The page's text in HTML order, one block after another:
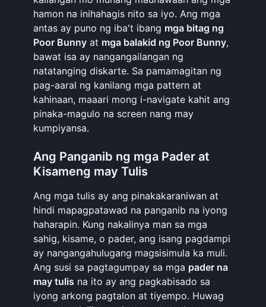
hamon na inihahagis nito sa iyo. Ang mga
antas ay puno ng iba't ibang mga bitag ng
Poor Bunny at mga balakid ng Poor Bunny,
bawat isa ay nangangailangan ng
natatanging diskarte. Sa pamamagitan ng
pag-aaral ng kanilang mga pattern at
kahinaan, maaari mong i-navigate kahit ang
pinaka-magulo na screen nang may
kumpiyansa.
Ang Panganib ng mga Pader at
Kisameng may Tulis
Ang mga tulis ay ang pinakakaraniwan at
hindi mapagpatawad na panganib na iyong
haharapin. Kung nakalinya man sa mga
sahig, kisame, o pader, ang isang pagdampi
ay nangangahulugang magsisimula ka muli.
Ang susi sa pagtagumpay sa mga pader na
may tulis na ito ay ang pagkabisado sa
iyong arkong pagtalon at tiyempo. Huwag